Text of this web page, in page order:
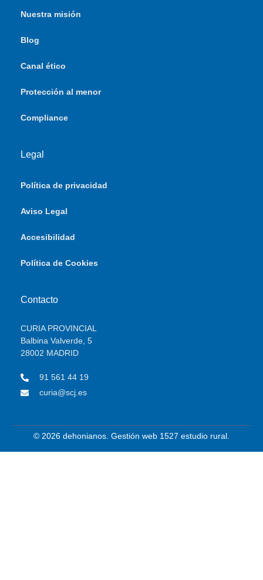
Nuestra misión
Blog
Canal ético
Protección al menor
Compliance
Legal
Política de privacidad
Aviso Legal
Accesibilidad
Política de Cookies
Contacto
CURIA PROVINCIAL
Balbina Valverde, 5
28002 MADRID
91 561 44 19
curia@scj.es
© 2026 dehonianos. Gestión web 1527 estudio rural.